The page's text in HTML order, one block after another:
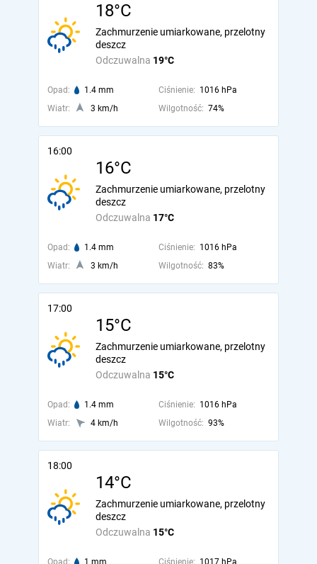
18°C
Odczuwalna 19°C
Zachmurzenie umiarkowane, przelotny
deszcz
Opad: 1.4 mm Ciśnienie: 1016 hPa
Wiatr:
3 km/h Wilgotność: 74%
16:00
16°C
Odczuwalna 17°C
Zachmurzenie umiarkowane, przelotny
deszcz
Opad: 1.4 mm Ciśnienie: 1016 hPa
Wiatr:
3 km/h Wilgotność: 83%
17:00
15°C
Odczuwalna 15°C
Zachmurzenie umiarkowane, przelotny
deszcz
Opad: 1.4 mm Ciśnienie: 1016 hPa
Wiatr:
4 km/h Wilgotność: 93%
18:00
14°C
Odczuwalna 15°C
Zachmurzenie umiarkowane, przelotny
deszcz
Opad: 1 mm Ciśnienie: 1017 hPa